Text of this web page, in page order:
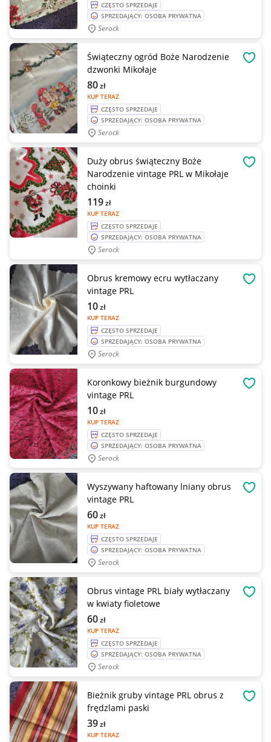
CZĘSTO SPRZEDAJE
SPRZEDAJĄCY: OSOBA PRYWATNA
Serock
Świąteczny ogród Boże Narodzenie
dzwonki Mikołaje
KUP TERAZ
80zł
CZĘSTO SPRZEDAJE
SPRZEDAJĄCY: OSOBA PRYWATNA
Serock
Duży obrus świąteczny Boże
Narodzenie vintage PRL w Mikołaje
choinki
KUP TERAZ
119zł
CZĘSTO SPRZEDAJE
SPRZEDAJĄCY: OSOBA PRYWATNA
Serock
Obrus kremowy ecru wytłaczany
vintage PRL
KUP TERAZ
10zł
CZĘSTO SPRZEDAJE
SPRZEDAJĄCY: OSOBA PRYWATNA
Serock
Koronkowy bieżnik burgundowy
vintage PRL
KUP TERAZ
10zł
CZĘSTO SPRZEDAJE
SPRZEDAJĄCY: OSOBA PRYWATNA
Serock
Wyszywany haftowany lniany obrus
vintage PRL
KUP TERAZ
60zł
CZĘSTO SPRZEDAJE
SPRZEDAJĄCY: OSOBA PRYWATNA
Serock
Obrus vintage PRL biały wytłaczany
w kwiaty fioletowe
KUP TERAZ
60zł
CZĘSTO SPRZEDAJE
SPRZEDAJĄCY: OSOBA PRYWATNA
Serock
Bieżnik gruby vintage PRL obrus z
frędzlami paski
KUP TERAZ
39zł